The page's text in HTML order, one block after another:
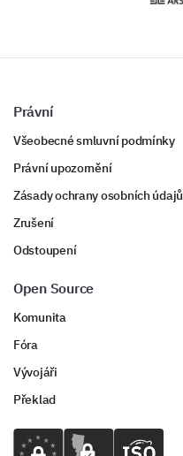
Právní
Všeobecné smluvní podmínky
Právní upozornění
Zásady ochrany osobních údajů
Zrušení
Odstoupení
Open Source
Komunita
Fóra
Vývojáři
Překlad